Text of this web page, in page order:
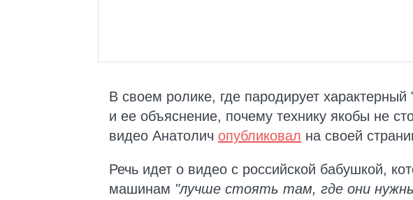
В своем ролике, где пародирует
и ее объяснение, почему технику якобы не
видео Анатолич опубликовал на своей
Речь идет о видео с российской бабушкой,
машинам "лучше стоять там, где они